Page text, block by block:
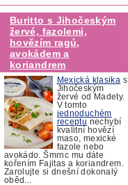
Buritto s Jihočeským
žervé, fazolemi,
hovězím ragú,
avokádem a
koriandrem
Mexická klasika s
Jihočeským
žervé od Madety.
V tomto
jednoduchém
receptu nechybí
kvalitní hovězí
maso, mexické
fazole nebo
avokádo. Šmrnc mu dáte
kořením Fajitas a koriandrem.
Zarolujte si dnešní dokonalý
oběd...